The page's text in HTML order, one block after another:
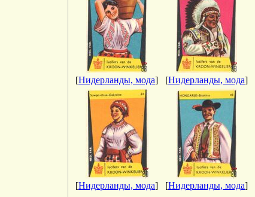
[Нидерланды, мода] [Нидерланды, мода]
[Нидерланды, мода] [Нидерланды, мода]